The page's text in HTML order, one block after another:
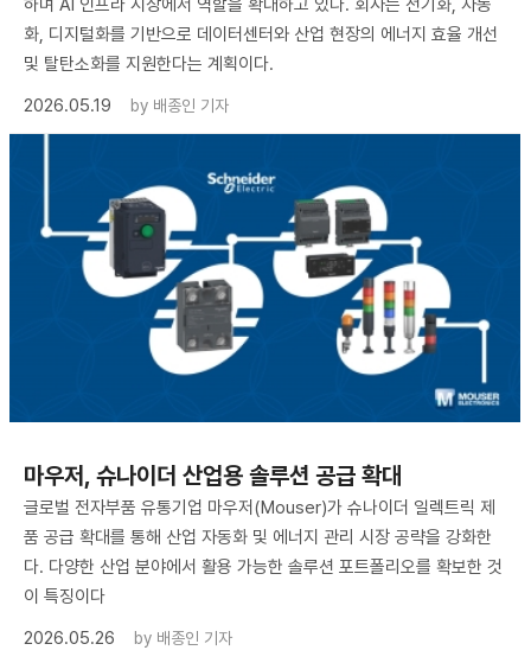
하며 AI 인프라 시장에서 역할을 확대하고 있다. 회사는 전기화, 자동
화, 디지털화를 기반으로 데이터센터와 산업 현장의 에너지 효율 개선
및 탈탄소화를 지원한다는 계획이다.
2026.05.19
by 배종인 기자
마우저, 슈나이더 산업용 솔루션 공급 확대
글로벌 전자부품 유통기업 마우저(Mouser)가 슈나이더 일렉트릭 제
품 공급 확대를 통해 산업 자동화 및 에너지 관리 시장 공략을 강화한
다. 다양한 산업 분야에서 활용 가능한 솔루션 포트폴리오를 확보한 것
이 특징이다
2026.05.26
by 배종인 기자